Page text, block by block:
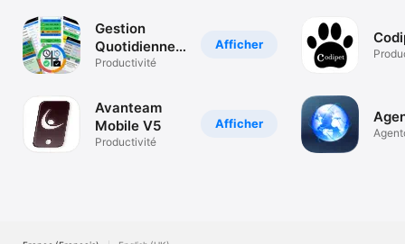
Afficher
Gestion
Quotidienne
du Travail
Productivité
Afficher
Avanteam
Mobile V5
Productivité